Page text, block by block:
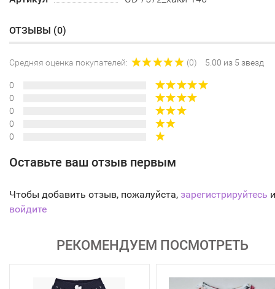
ОТЗЫВЫ (0)
Средняя оценка покупателей: (0) 5.00 из 5 звезд
0
0
0
0
0
Оставьте ваш отзыв первым
Чтобы добавить отзыв, пожалуйста, зарегистрируйтесь
войдите
РЕКОМЕНДУЕМ ПОСМОТРЕТЬ